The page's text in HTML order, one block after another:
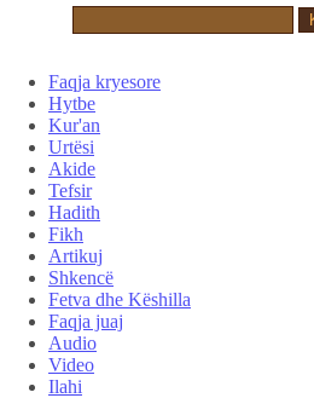
Faqja kryesore
Hytbe
Kur'an
Urtësi
Akide
Tefsir
Hadith
Fikh
Artikuj
Shkencë
Fetva dhe Këshilla
Faqja juaj
Audio
Video
Ilahi